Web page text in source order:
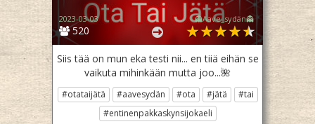
520
2023-03-03 👻Aave_sydän👻
Siis tää on mun eka testi nii... en tiiä eihän se
vaikuta mihinkään mutta joo...🌺
#otataijätä #aavesydän #ota #jätä
#tai
#entinenpakkaskynsijokaeli